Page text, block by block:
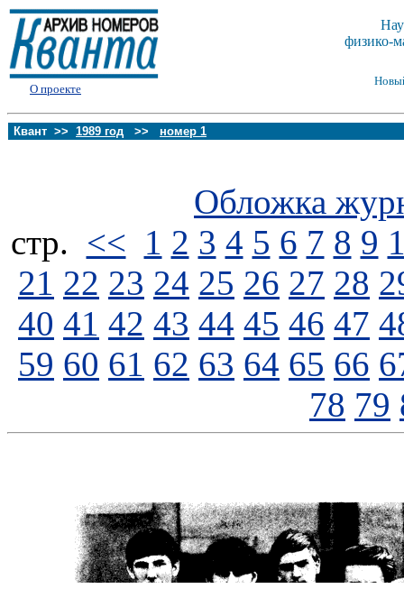
О проекте
физико-
Квант >> 1989 год >> номер 1
Обложка
стp. << 1 2 3 4 5 6 7 8 9
21 22 23 24 25 26 27 28
40 41 42 43 44 45 46 47
59 60 61 62 63 64 65 66
78 79